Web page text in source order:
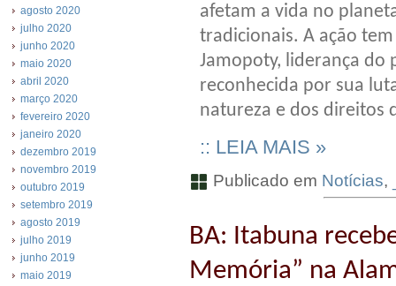
agosto 2020
julho 2020
junho 2020
maio 2020
abril 2020
março 2020
fevereiro 2020
janeiro 2020
dezembro 2019
novembro 2019
outubro 2019
setembro 2019
agosto 2019
julho 2019
junho 2019
maio 2019
afetam a vida no
tradicionais. A ação
Jamopoty, liderança do
reconhecida por sua
natureza e dos direitos
:: LEIA MAIS »
Publicado em Notícias,
​BA: Itabuna
Memória” na